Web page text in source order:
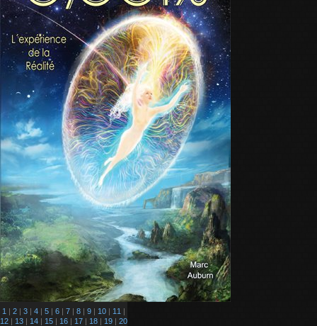
1 | 2 | 3 | 4 | 5 | 6 | 7 | 8 | 9 | 10 | 11 |
12 | 13 | 14 | 15 | 16 | 17 | 18 | 19 | 20